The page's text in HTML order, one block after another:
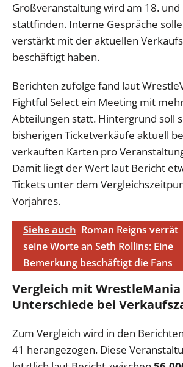
Großveranstaltung wird am 18. und
stattfinden. Interne Gespräche
verstärkt mit der aktuellen
beschäftigt haben.
Berichten zufolge fand laut
Fightful Select ein Meeting mit
Abteilungen statt. Hintergrund soll
bisherigen Ticketverkäufe aktuell
verkauften Karten pro
Damit liegt der Wert laut Bericht
Tickets unter dem
Vorjahres.
Siehe auch Roman Reigns verrät
seine Worte an Seth Rollins: Eine
Bemerkung beschäftigt die Fans
Vergleich mit WrestleMania
Unterschiede bei
Zum Vergleich wird in den
41 herangezogen. Diese